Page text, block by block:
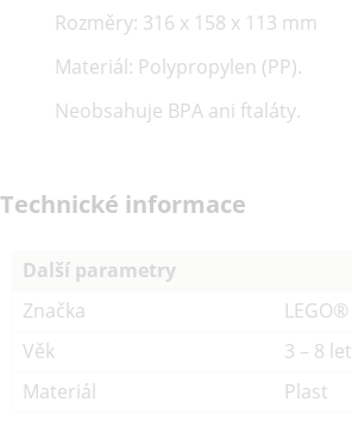
Rozměry: 316 x 158 x 113 mm
Materiál: Polypropylen (PP).
Neobsahuje BPA ani ftaláty.
Technické informace
Další parametry
Značka
LEGO®
Věk
3 – 8 let
Materiál
Plast